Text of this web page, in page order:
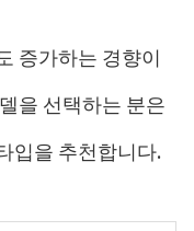
증가하는 경향이
을 선택하는 분은
입을 추천합니다.